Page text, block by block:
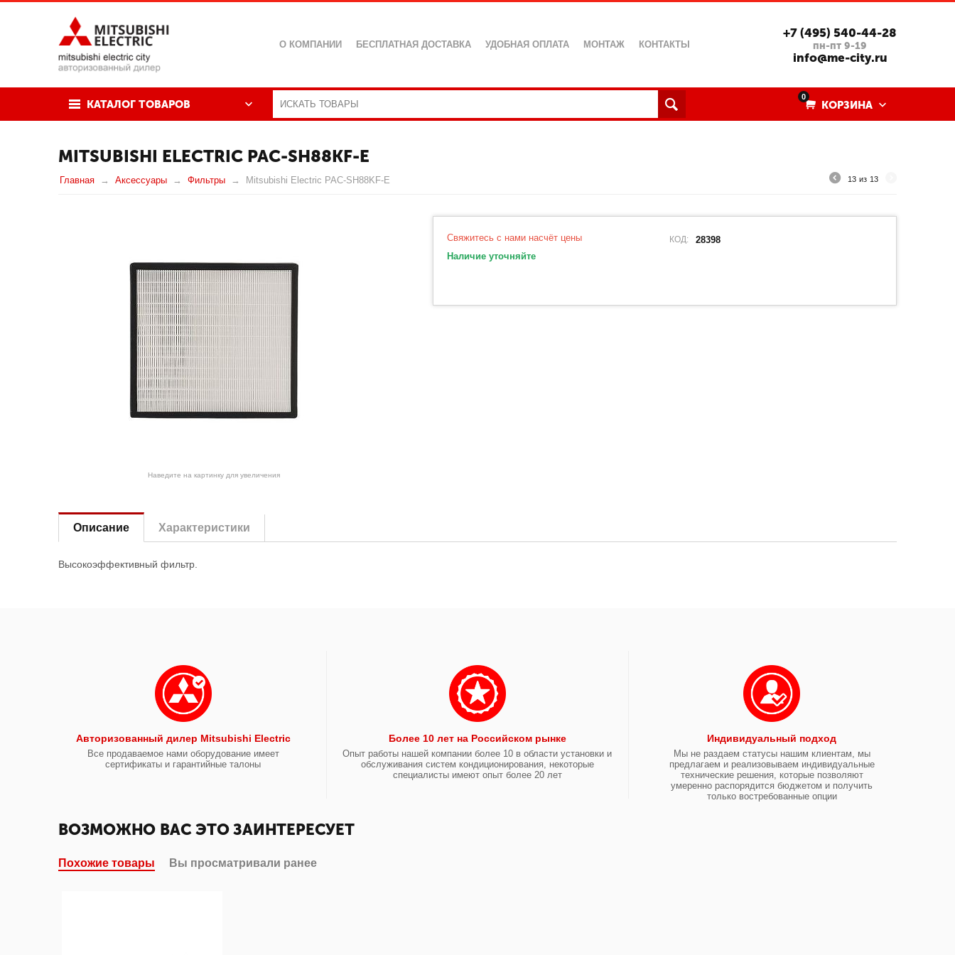
О КОМПАНИИ БЕСПЛАТНАЯ ДОСТАВКА УДОБНАЯ ОПЛАТА МОНТАЖ КОНТАКТЫ
+7 (495) 540-44-28
пн-пт 9-19
info@me-city.ru
КАТАЛОГ ТОВАРОВ
0
КОРЗИНА
MITSUBISHI ELECTRIC PAC-SH88KF-E
Главная Аксессуары Фильтры Mitsubishi Electric PAC-SH88KF-E 13 из 13
Наведите на картинку для увеличения
Свяжитесь с нами насчёт цены
Наличие уточняйте
КОД: 28398
Описание Характеристики
Высокоэффективный фильтр.
Авторизованный дилер Mitsubishi Electric
Все продаваемое нами оборудование имеет
сертификаты и гарантийные талоны
Более 10 лет на Российском рынке
Опыт работы нашей компании более 10 в области установки и
обслуживания систем кондиционирования, некоторые
специалисты имеют опыт более 20 лет
Индивидуальный подход
Мы не раздаем статусы нашим клиентам, мы
предлагаем и реализовываем индивидуальные
технические решения, которые позволяют
умеренно распорядится бюджетом и получить
только востребованные опции
ВОЗМОЖНО ВАС ЭТО ЗАИНТЕРЕСУЕТ
Похожие товары Вы просматривали ранее